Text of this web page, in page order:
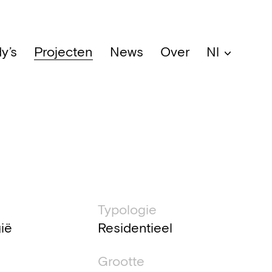
Projecten News Over Nl
informatie
Typologie
Residentieel
Grootte